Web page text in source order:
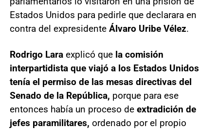
Estados Unidos para pedirle que declarara en
contra del expresidente Álvaro Uribe Vélez.
Rodrigo Lara explicó que la comisión
interpartidista que viajó a los Estados Unidos
tenía el permiso de las mesas directivas del
Senado de la República, porque para ese
entonces había un proceso de extradición de
jefes paramilitares, ordenado por el propio